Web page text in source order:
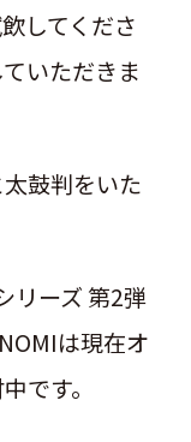
してくださ
いただきま
鼓判をいた
リーズ 第2弾
は現在オ
です。